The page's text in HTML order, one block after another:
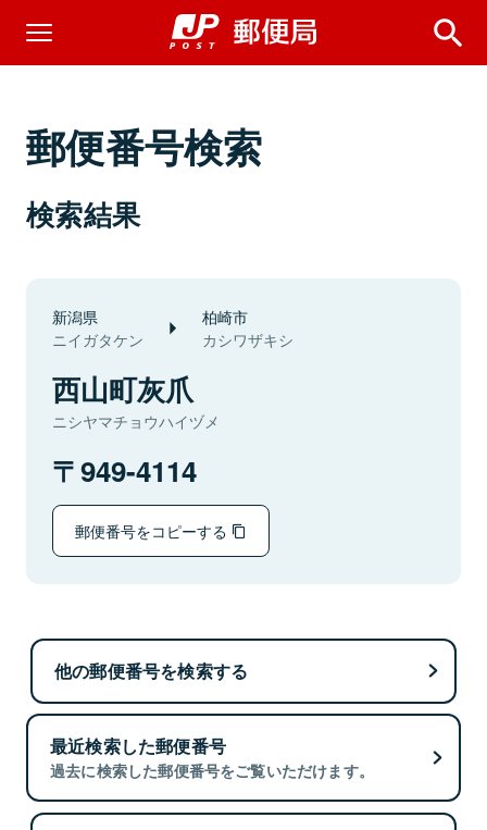
郵便番号検索
検索結果
新潟県
ニイガタケン
柏崎市
カシワザキシ
西山町灰爪
ニシヤマチョウハイヅメ
949-4114
郵便番号をコピーする
他の郵便番号を検索する
最近検索した郵便番号
過去に検索した郵便番号をご覧いただけます。